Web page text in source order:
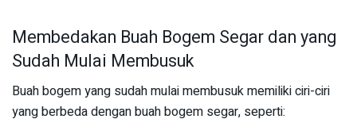
Membedakan Buah Bogem Segar dan yang
Sudah Mulai Membusuk
Buah bogem yang sudah mulai membusuk memiliki ciri-ciri
yang berbeda dengan buah bogem segar, seperti: